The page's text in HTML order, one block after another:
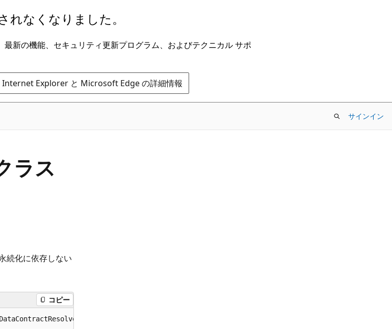
れなくなりました。
新の機能、セキュリティ更新プログラム、およびテクニカル サポ
Internet Explorer と Microsoft Edge の詳細情報
サインイン
ラス
続化に依存しない
コピー